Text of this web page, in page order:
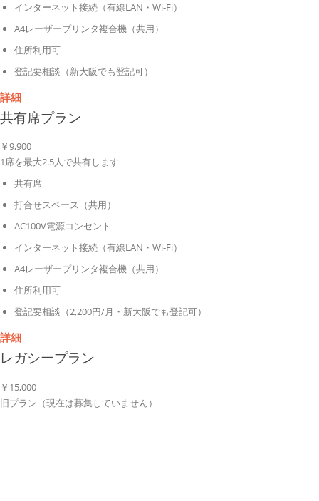
インターネット接続（有線LAN・Wi-Fi）
A4レーザープリンタ複合機（共用）
住所利用可
登記要相談（新大阪でも登記可）
詳細
共有席プラン
￥9,900
1席を最大2.5人で共有します
共有席
打合せスペース（共用）
AC100V電源コンセント
インターネット接続（有線LAN・Wi-Fi）
A4レーザープリンタ複合機（共用）
住所利用可
登記要相談（2,200円/月・新大阪でも登記可）
詳細
レガシープラン
￥ 15,000
旧プラン（現在は募集していません）